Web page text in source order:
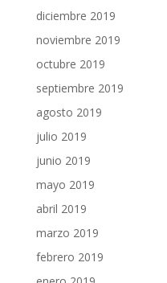
diciembre 2019
noviembre 2019
octubre 2019
septiembre 2019
agosto 2019
julio 2019
junio 2019
mayo 2019
abril 2019
marzo 2019
febrero 2019